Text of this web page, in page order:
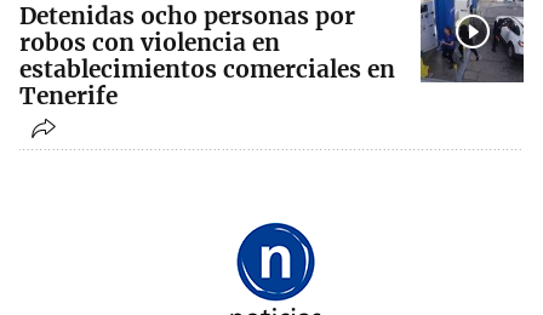
Detenidas ocho personas por
robos con violencia en
establecimientos comerciales en
Tenerife